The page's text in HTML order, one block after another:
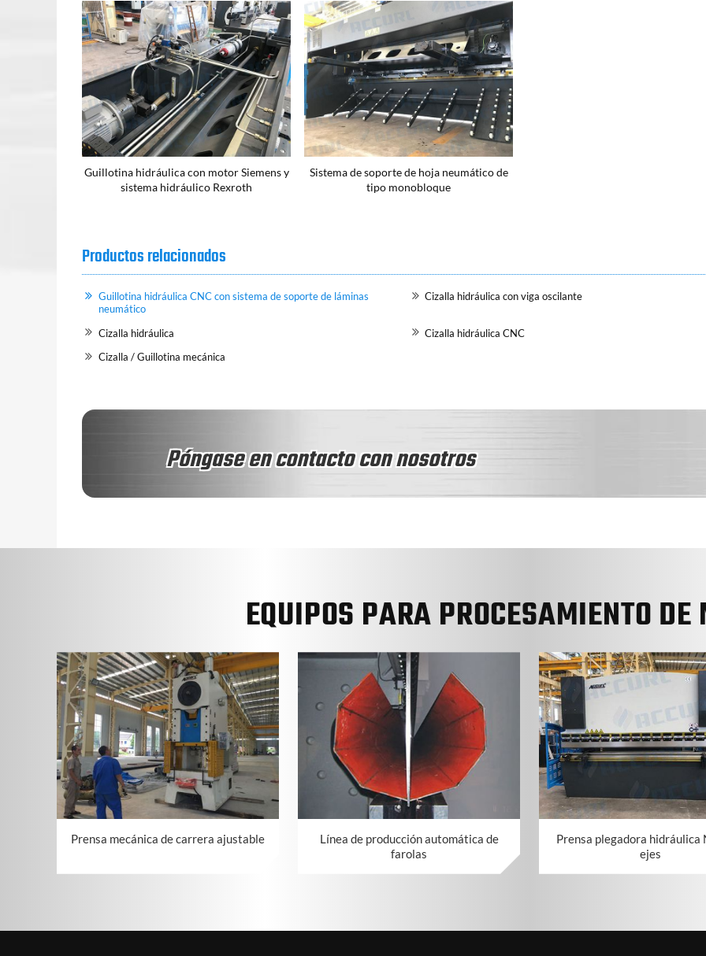
Guillotina hidráulica con motor Siemens y
sistema hidráulico Rexroth
Sistema de soporte de hoja neumático de
tipo monobloque
Productos relacionados
Guillotina hidráulica CNC con sistema de soporte de láminas
neumático
Cizalla hidráulica con viga oscilante
Cizalla hidráulica
Cizalla hidráulica CNC
Cizalla / Guillotina mecánica
Póngase en contacto con nosotros
EQUIPOS PARA PROCESAMIENTO DE
Prensa mecánica de carrera ajustable
Línea de producción automática de
farolas
Prensa plegadora hidráulica
ejes